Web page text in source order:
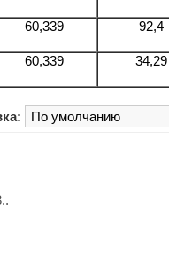
60,339 92,4
60,339 34,29